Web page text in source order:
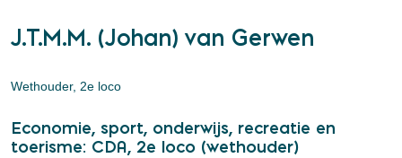
J.T.M.M. (Johan) van Gerwen
Wethouder, 2e loco
Economie, sport, onderwijs, recreatie en
toerisme: CDA, 2e loco (wethouder)